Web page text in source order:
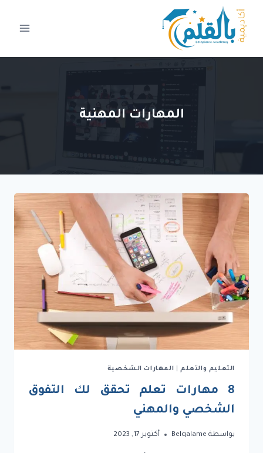
التجاوز
المحتوى
المهارات المهنية
التعليم والتعلم| المهارات الشخصية
8 مهارات تعلم تحقق لك التفوق
الشخصي والمهني
بواسطة Belqalame أكتوبر 17, 2023